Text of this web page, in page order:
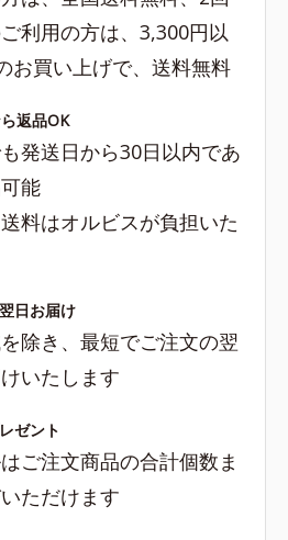
利用の方は、3,300円以
お買い上げで、送料無料
返品OK
発送日から30日以内であ
能
料はオルビスが負担いた
日お届け
除き、最短でご注文の翌
いたします
ゼント
ご注文商品の合計個数ま
ただけます